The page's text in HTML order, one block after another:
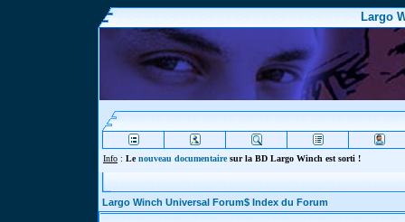
Largo
Info : Lenouveau documentairesur la BD Largo Winch est sorti !
Largo Winch Universal Forum$ Index du Forum